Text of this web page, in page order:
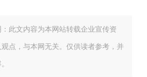
此文内容为本网站转载企业宣传资
点，与本网无关。仅供读者参考，并